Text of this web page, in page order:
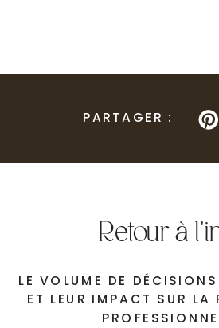
GAGNER EN CLARTÉ
DESIGN
PARTAGER :
LE VOLUME DE
ET LEUR IMPACT SUR LA
Retour à